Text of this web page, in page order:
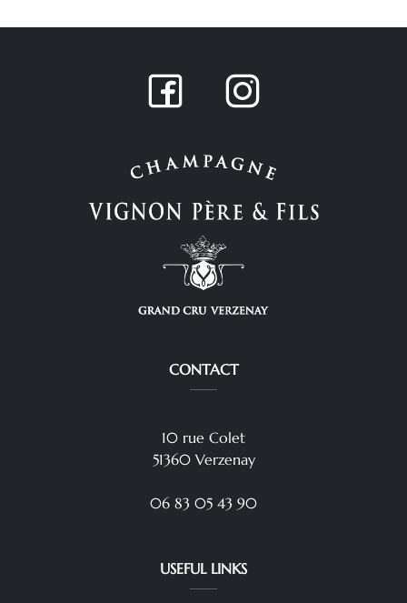
CONTACT
10 rue Colet
51360 Verzenay
06 83 05 43 90
USEFUL LINKS